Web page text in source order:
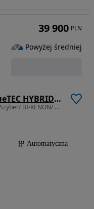
Mercedes-Benz Klasa E 300 BlueTEC HYBRID Avantgarde
2143 cm3 • 231 KM • 231KM/ 7G-tronic/ 2xSzyber/ BI-XENON/ Navi-BT/ Radar/Avantgarde/Hybrid
Automatyczna
39 900 PLN
Powyżej średniej